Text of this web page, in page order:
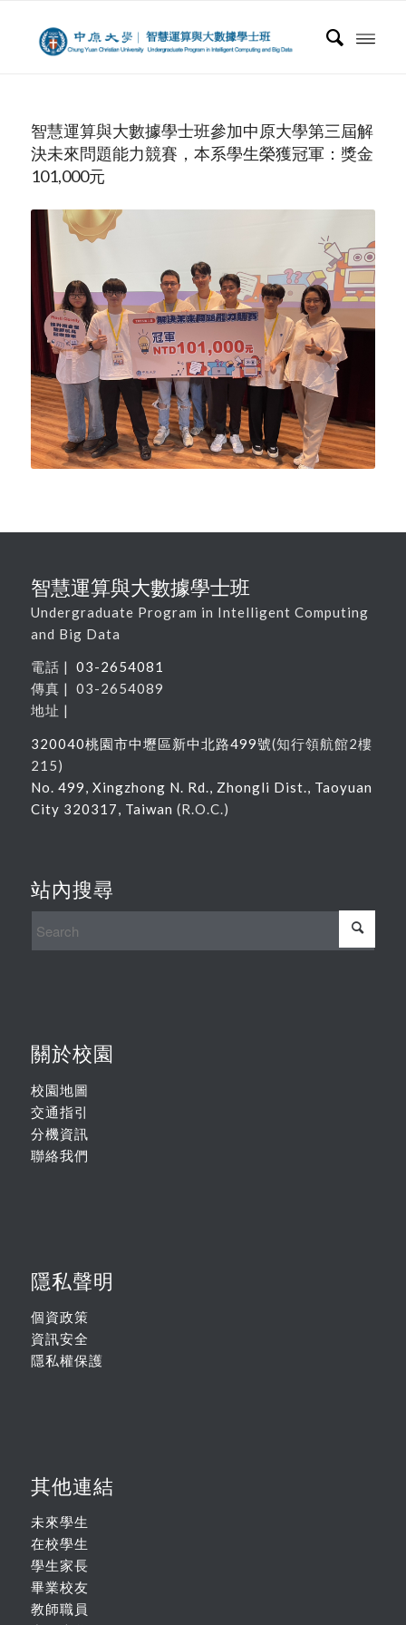
智慧運算與大數據學士班參加中原大學第三屆解
決未來問題能力競賽，本系學生榮獲冠軍：獎金
101,000元
智慧運算與大數據學士班
Undergraduate Program in Intelligent Computing
and Big Data
電話 | 03-2654081
傳真 | 03-2654089
地址 |
320040桃園市中壢區新中北路499號(知行領航館2樓
215)
No. 499, Xingzhong N. Rd., Zhongli Dist., Taoyuan
City 320317, Taiwan (R.O.C.)
站內搜尋
關於校園
校園地圖
交通指引
分機資訊
聯絡我們
隱私聲明
個資政策
資訊安全
隱私權保護
其他連結
未來學生
在校學生
學生家長
畢業校友
教師職員